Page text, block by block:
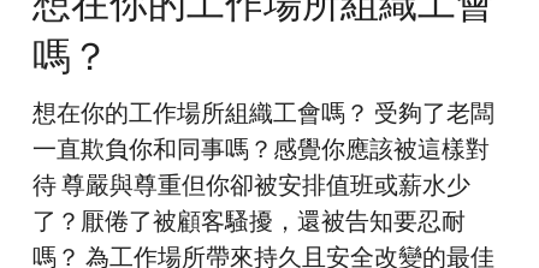
的
工
場
所
組
織
嗎？
想在你的工作場所組織工會嗎？ 受夠了老闆
一直欺負你和同事嗎？感覺你應該被這樣對
待 尊嚴與尊重但你卻被安排值班或薪水少
了？厭倦了被顧客騷擾，還被告知要忍耐
嗎？ 為工作場所帶來持久且安全改變的最佳